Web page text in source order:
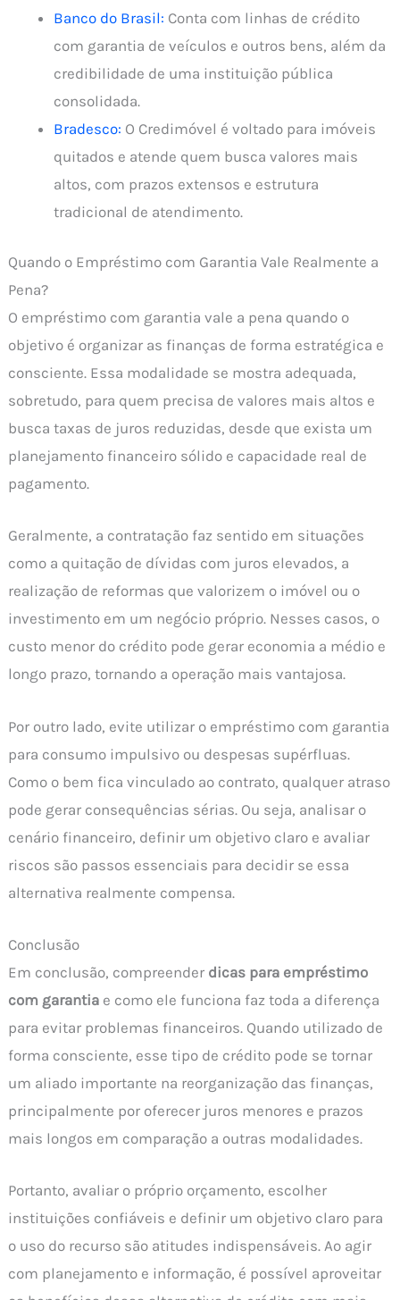
Banco do Brasil: Conta com linhas de crédito
com garantia de veículos e outros bens, além da
credibilidade de uma instituição pública
consolidada.
Bradesco: O Credimóvel é voltado para imóveis
quitados e atende quem busca valores mais
altos, com prazos extensos e estrutura
tradicional de atendimento.
Quando o Empréstimo com Garantia Vale Realmente a
Pena?
O empréstimo com garantia vale a pena quando o
objetivo é organizar as finanças de forma estratégica e
consciente. Essa modalidade se mostra adequada,
sobretudo, para quem precisa de valores mais altos e
busca taxas de juros reduzidas, desde que exista um
planejamento financeiro sólido e capacidade real de
pagamento.
Geralmente, a contratação faz sentido em situações
como a quitação de dívidas com juros elevados, a
realização de reformas que valorizem o imóvel ou o
investimento em um negócio próprio. Nesses casos, o
custo menor do crédito pode gerar economia a médio e
longo prazo, tornando a operação mais vantajosa.
Por outro lado, evite utilizar o empréstimo com garantia
para consumo impulsivo ou despesas supérfluas.
Como o bem fica vinculado ao contrato, qualquer atraso
pode gerar consequências sérias. Ou seja, analisar o
cenário financeiro, definir um objetivo claro e avaliar
riscos são passos essenciais para decidir se essa
alternativa realmente compensa.
Conclusão
Em conclusão, compreender dicas para empréstimo
com garantia e como ele funciona faz toda a diferença
para evitar problemas financeiros. Quando utilizado de
forma consciente, esse tipo de crédito pode se tornar
um aliado importante na reorganização das finanças,
principalmente por oferecer juros menores e prazos
mais longos em comparação a outras modalidades.
Portanto, avaliar o próprio orçamento, escolher
instituições confiáveis e definir um objetivo claro para
o uso do recurso são atitudes indispensáveis. Ao agir
com planejamento e informação, é possível aproveitar